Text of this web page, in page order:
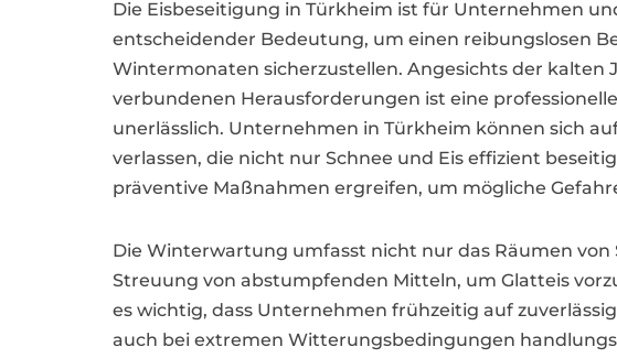
Die Eisbeseitigung in Türkheim ist für Unternehmen
entscheidender Bedeutung, um einen reibungslosen
Wintermonaten sicherzustellen. Angesichts der kalten
verbundenen Herausforderungen ist eine
unerlässlich. Unternehmen in Türkheim können sich
verlassen, die nicht nur Schnee und Eis effizient
präventive Maßnahmen ergreifen, um mögliche
Die Winterwartung umfasst nicht nur das Räumen von
Streuung von abstumpfenden Mitteln, um Glatteis
es wichtig, dass Unternehmen frühzeitig auf
auch bei extremen Witterungsbedingungen